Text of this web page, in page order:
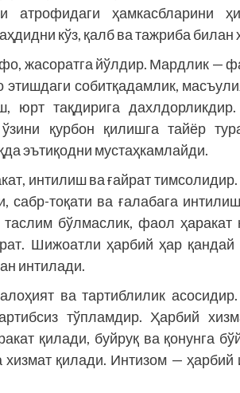
атрофидаги ҳамкасбларини
кўз, қалб ва тажриба билан
жасоратга йўлдир. Мардлик —
этишдаги собитқадамлик,
юрт тақдирига
қурбон қилишга тайёр
эътиқодни мустаҳкамлайди.
интилиш ва ғайрат
сабр-тоқати ва ғалабага
таслим бўлмаслик, фаол
Шижоатли ҳарбий ҳар қандай
интилади.
ва тартиблилик
тўпламдир. Ҳарбий
қилади, буйруқ ва қонунга
қилади. Интизом — ҳарбий